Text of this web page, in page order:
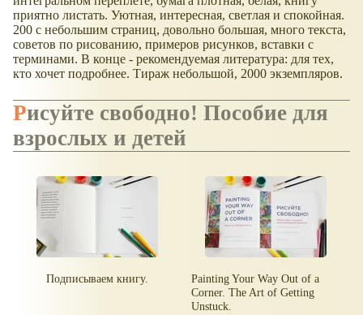
приятно листать. Уютная, интересная, светлая и спокойная.
200 с небольшим страниц, довольно большая, много текста,
советов по рисованию, примеров рисунков, вставки с
терминами. В конце - рекомендуемая литература: для тех,
кто хочет подробнее. Тираж небольшой, 2000 экземпляров.
Рисуйте свободно! Пособие для
взрослых и детей
Подписываем книгу.
Painting Your Way Out of a
Corner. The Art of Getting
Unstuck.